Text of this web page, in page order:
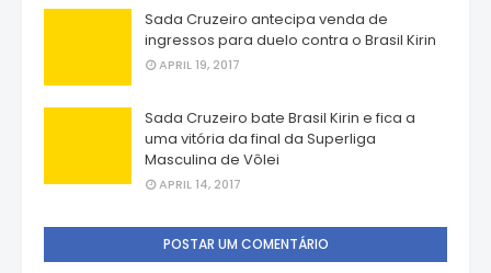
Sada Cruzeiro antecipa venda de
ingressos para duelo contra o Brasil Kirin
APRIL 19, 2017
Sada Cruzeiro bate Brasil Kirin e fica a
uma vitória da final da Superliga
Masculina de Vôlei
APRIL 14, 2017
POSTAR UM COMENTÁRIO